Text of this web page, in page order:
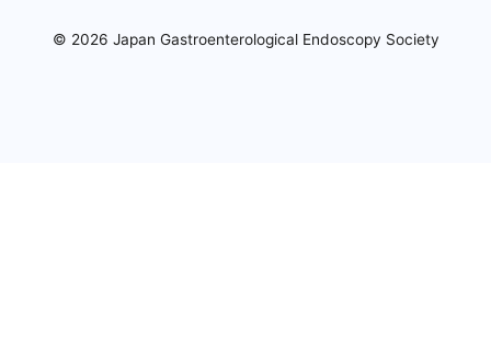
© 2026 Japan Gastroenterological Endoscopy Society